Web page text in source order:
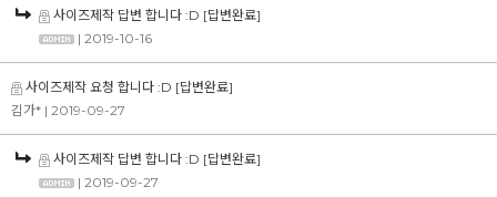
사이즈제작 답변 합니다 :D [답변완료]
| 2019-10-16
사이즈제작 요청 합니다 :D [답변완료]
김가* | 2019-09-27
사이즈제작 답변 합니다 :D [답변완료]
| 2019-09-27